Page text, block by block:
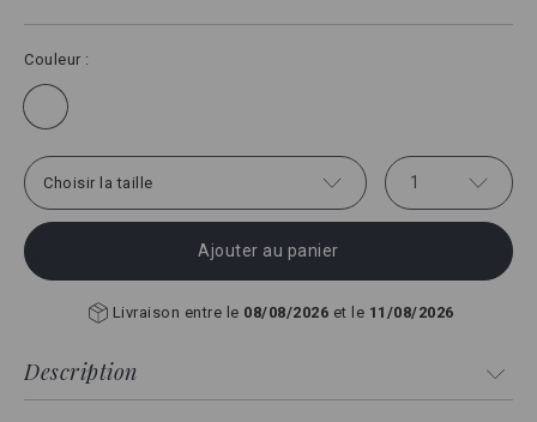
Couleur
Choisir la taille 1
Ajouter au panier
Livraison entre le 08/08/2026 et le 11/08/2026
Description